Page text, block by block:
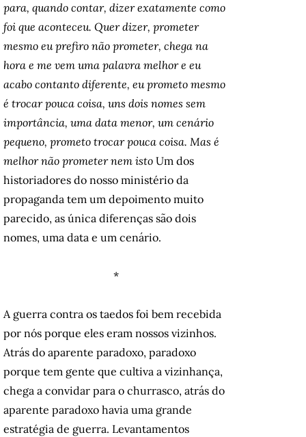
para, quando contar, dizer exatamente como
foi que aconteceu. Quer dizer, prometer
mesmo eu prefiro não prometer, chega na
hora e me vem uma palavra melhor e eu
acabo contanto diferente, eu prometo mesmo
é trocar pouca coisa, uns dois nomes sem
importância, uma data menor, um cenário
pequeno, prometo trocar pouca coisa. Mas é
melhor não prometer nem isto Um dos
historiadores do nosso ministério da
propaganda tem um depoimento muito
parecido, as única diferenças são dois
nomes, uma data e um cenário.
*
A guerra contra os taedos foi bem recebida
por nós porque eles eram nossos vizinhos.
Atrás do aparente paradoxo, paradoxo
porque tem gente que cultiva a vizinhança,
chega a convidar para o churrasco, atrás do
aparente paradoxo havia uma grande
estratégia de guerra. Levantamentos